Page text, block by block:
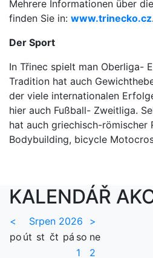
Mehrere Informationen über
finden Sie in: www.trinecko.cz.
Der Sport
In Třinec spielt man Oberliga-
Tradition hat auch
der viele internationalen
hier auch Fußball- Zweitliga.
hat auch griechisch-römischer
Bodybuilding, bicycle
KALENDÁŘ
< Srpen 2026
>
po út st čt pá so ne
1
2